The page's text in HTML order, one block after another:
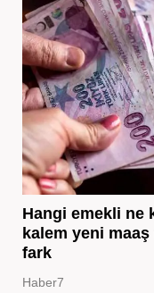
Hangi emekli ne
kalem yeni
fark
Haber7